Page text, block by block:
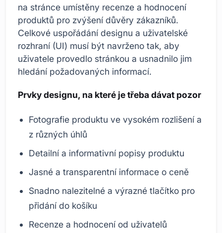
na stránce umístěny recenze a hodnocení
produktů pro zvýšení důvěry zákazníků.
Celkové uspořádání designu a uživatelské
rozhraní (UI) musí být navrženo tak, aby
uživatele provedlo stránkou a usnadnilo jim
hledání požadovaných informací.
Prvky designu, na které je třeba dávat pozor
Fotografie produktu ve vysokém rozlišení a
z různých úhlů
Detailní a informativní popisy produktu
Jasné a transparentní informace o ceně
Snadno nalezitelné a výrazné tlačítko pro
přidání do košíku
Recenze a hodnocení od uživatelů